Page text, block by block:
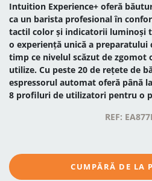
Intuition Experience+ oferă
ca un barista profesional în
tactil color și indicatorii luminoși
o experiență unică a preparatului
timp ce nivelul scăzut de zgomot
utilize. Cu peste 20 de rețete de
espressorul automat oferă până
8 profiluri de utilizatori pentru o
REF:
CUMPĂRĂ DE LA